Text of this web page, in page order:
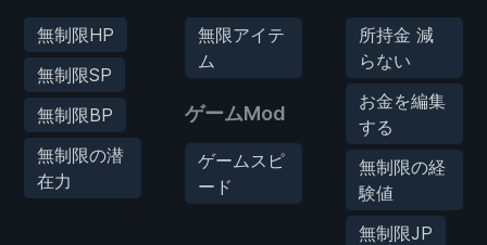
無制限HP
無制限SP
無制限BP
無制限の潜
在力
無限アイテ
ム
ゲームMod
ゲームスピ
ード
所持金 減
らない
お金を編集
する
無制限の経
験値
無制限JP